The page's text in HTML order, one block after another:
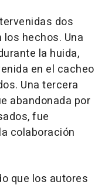
dos
hechos. Una
la huida,
en el cacheo
Una tercera
abandonada por
fue
colaboración
que los autores